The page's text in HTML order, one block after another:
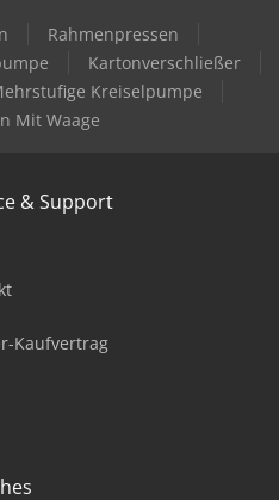
Rahmenpressen
Kartonverschließer
Kreiselpumpe
Mit Waage
& Support
Kaufvertrag